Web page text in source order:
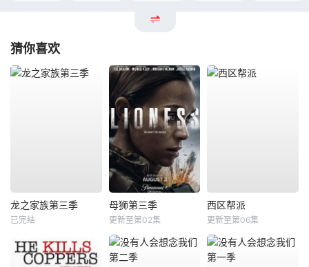
猜你喜欢
龙之家族第三季
已完结
母狮第三季
更新至第02集
西区帮派
更新至第06集